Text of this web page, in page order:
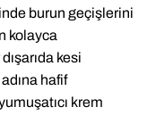
burun geçişlerini
kolayca
kesi
hafif
krem